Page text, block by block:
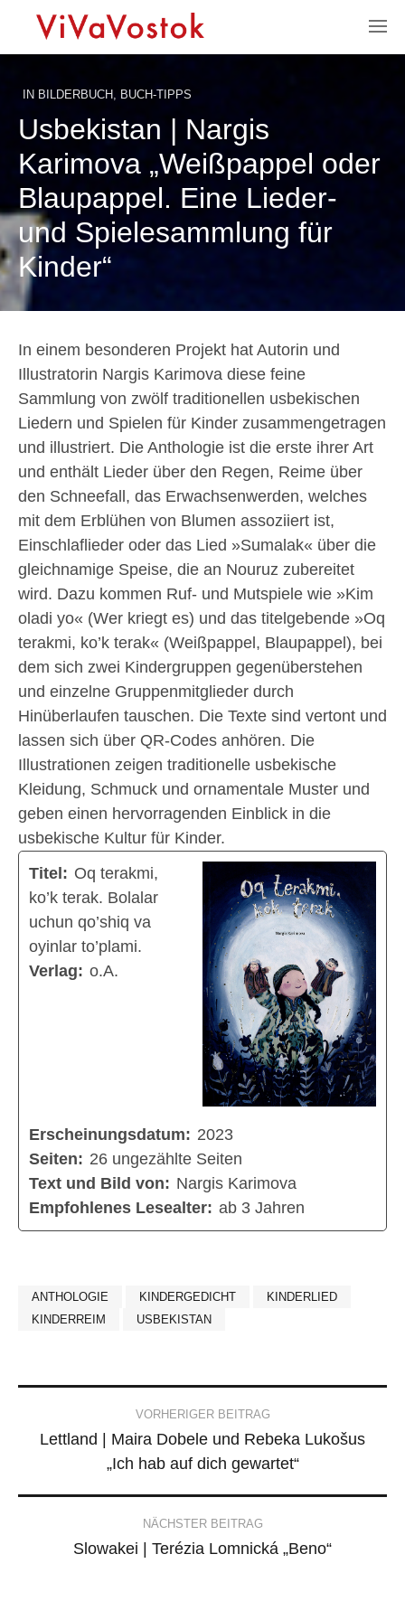
IN BILDERBUCH, BUCH-TIPPS
Usbekistan | Nargis
Karimova „Weißpappel oder
Blaupappel. Eine Lieder-
und Spielesammlung für
Kinder“
In einem besonderen Projekt hat Autorin und
Illustratorin Nargis Karimova diese feine
Sammlung von zwölf traditionellen usbekischen
Liedern und Spielen für Kinder zusammengetragen
und illustriert. Die Anthologie ist die erste ihrer Art
und enthält Lieder über den Regen, Reime über
den Schneefall, das Erwachsenwerden, welches
mit dem Erblühen von Blumen assoziiert ist,
Einschlaflieder oder das Lied »Sumalak« über die
gleichnamige Speise, die an Nouruz zubereitet
wird. Dazu kommen Ruf- und Mutspiele wie »Kim
oladi yo« (Wer kriegt es) und das titelgebende »Oq
terakmi, ko’k terak« (Weißpappel, Blaupappel), bei
dem sich zwei Kindergruppen gegenüberstehen
und einzelne Gruppenmitglieder durch
Hinüberlaufen tauschen. Die Texte sind vertont und
lassen sich über QR-Codes anhören. Die
Illustrationen zeigen traditionelle usbekische
Kleidung, Schmuck und ornamentale Muster und
geben einen hervorragenden Einblick in die
usbekische Kultur für Kinder.
Titel: Oq terakmi,
ko’k terak. Bolalar
uchun qo’shiq va
oyinlar to’plami.
Verlag: o.A.
Erscheinungsdatum: 2023
Seiten: 26 ungezählte Seiten
Text und Bild von: Nargis Karimova
Empfohlenes Lesealter: ab 3 Jahren
ANTHOLOGIE KINDERGEDICHT
KINDERLIED
KINDERREIM
USBEKISTAN
navigation
VORHERIGER BEITRAG
Lettland | Maira Dobele und Rebeka Lukošus
„Ich hab auf dich gewartet“
NÄCHSTER BEITRAG
Slowakei | Terézia Lomnická „Beno“